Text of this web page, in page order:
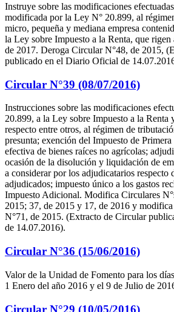
Instruye sobre las modificaciones
modificada por la Ley N° 20.899, al
micro, pequeña y mediana empresa
la Ley sobre Impuesto a la Renta, que rigen
de 2017. Deroga Circular N°48, de 2015,
publicado en el Diario Oficial de
Circular N°39 (08/07/2016)
Instrucciones sobre las modificaciones
20.899, a la Ley sobre Impuesto a la Renta
respecto entre otros, al régimen de
presunta; exención del Impuesto de
efectiva de bienes raíces no agrícolas;
ocasión de la disolución y liquidación de
a considerar por los adjudicatarios respecto
adjudicados; impuesto único a los gastos
Impuesto Adicional. Modifica Circulares
2015; 37, de 2015 y 17, de 2016 y
N°71, de 2015. (Extracto de Circular
de 14.07.2016).
Circular N°36 (15/06/2016)
Valor de la Unidad de Fomento para los
1 Enero del año 2016 y el 9 de Julio de
Circular N°29 (10/05/2016)